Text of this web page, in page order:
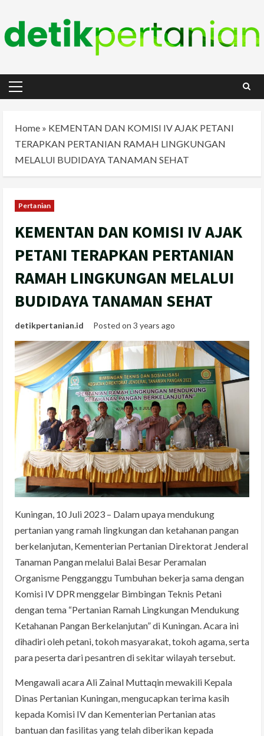
content
Primary
Home » KEMENTAN DAN KOMISI IV AJAK PETANI
TERAPKAN PERTANIAN RAMAH LINGKUNGAN
MELALUI BUDIDAYA TANAMAN SEHAT
Pertanian
KEMENTAN DAN KOMISI IV AJAK
PETANI TERAPKAN PERTANIAN
RAMAH LINGKUNGAN MELALUI
BUDIDAYA TANAMAN SEHAT
detikpertanian.id Posted on 3 years ago
Kuningan, 10 Juli 2023 – Dalam upaya mendukung
pertanian yang ramah lingkungan dan ketahanan pangan
berkelanjutan, Kementerian Pertanian Direktorat Jenderal
Tanaman Pangan melalui Balai Besar Peramalan
Organisme Pengganggu Tumbuhan bekerja sama dengan
Komisi IV DPR menggelar Bimbingan Teknis Petani
dengan tema “Pertanian Ramah Lingkungan Mendukung
Ketahanan Pangan Berkelanjutan” di Kuningan. Acara ini
dihadiri oleh petani, tokoh masyarakat, tokoh agama, serta
para peserta dari pesantren di sekitar wilayah tersebut.
Mengawali acara Ali Zainal Muttaqin mewakili Kepala
Dinas Pertanian Kuningan, mengucapkan terima kasih
kepada Komisi IV dan Kementerian Pertanian atas
bantuan dan fasilitas yang telah diberikan kepada